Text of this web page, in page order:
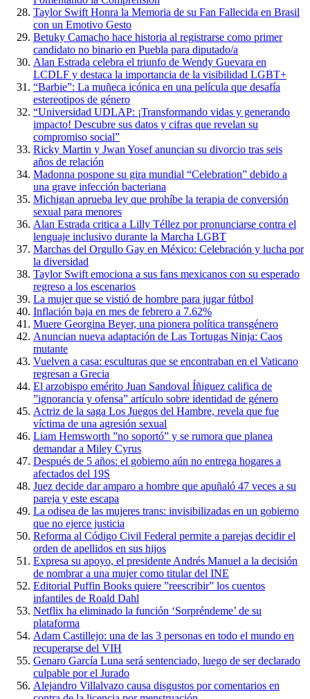
Taylor Swift Honra la Memoria de su Fan Fallecida en Brasil
con un Emotivo Gesto
Betuky Camacho hace historia al registrarse como primer
candidato no binario en Puebla para diputado/a
Alan Estrada celebra el triunfo de Wendy Guevara en
LCDLF y destaca la importancia de la visibilidad LGBT+
“Barbie”: La muñeca icónica en una película que desafía
estereotipos de género
“Universidad UDLAP: ¡Transformando vidas y generando
impacto! Descubre sus datos y cifras que revelan su
compromiso social”
Ricky Martin y Jwan Yosef anuncian su divorcio tras seis
años de relación
Madonna pospone su gira mundial “Celebration” debido a
una grave infección bacteriana
Michigan aprueba ley que prohíbe la terapia de conversión
sexual para menores
Alan Estrada critica a Lilly Téllez por pronunciarse contra el
lenguaje inclusivo durante la Marcha LGBT
Marchas del Orgullo Gay en México: Celebración y lucha por
la diversidad
Taylor Swift emociona a sus fans mexicanos con su esperado
regreso a los escenarios
La mujer que se vistió de hombre para jugar fútbol
Inflación baja en mes de febrero a 7.62%
Muere Georgina Beyer, una pionera política transgénero
Anuncian nueva adaptación de Las Tortugas Ninja: Caos
mutante
Vuelven a casa: esculturas que se encontraban en el Vaticano
regresan a Grecia
El arzobispo emérito Juan Sandoval Íñiguez califica de
”ignorancia y ofensa” artículo sobre identidad de género
Actriz de la saga Los Juegos del Hambre, revela que fue
víctima de una agresión sexual
Liam Hemsworth ”no soportó” y se rumora que planea
demandar a Miley Cyrus
Después de 5 años: el gobierno aún no entrega hogares a
afectados del 19S
Juez decide dar amparo a hombre que apuñaló 47 veces a su
pareja y este escapa
La odisea de las mujeres trans: invisibilizadas en un gobierno
que no ejerce justicia
Reforma al Código Civil Federal permite a parejas decidir el
orden de apellidos en sus hijos
Expresa su apoyo, el presidente Andrés Manuel a la decisión
de nombrar a una mujer como titular del INE
Editorial Puffin Books quiere ”reescribir” los cuentos
infantiles de Roald Dahl
Netflix ha eliminado la función ‘Sorpréndeme’ de su
plataforma
Adam Castillejo: una de las 3 personas en todo el mundo en
recuperarse del VIH
Genaro García Luna será sentenciado, luego de ser declarado
culpable por el Jurado
Alejandro Villalvazo causa disgustos por comentarios en